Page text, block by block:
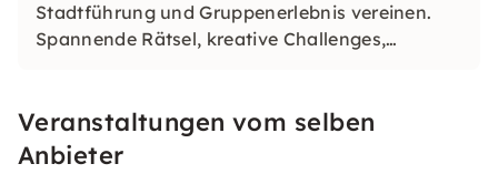
Stadtführung und Gruppenerlebnis vereinen.
Spannende Rätsel, kreative Challenges,
Gruppen. Einfach buchen und loslegen.
Veranstaltungen vom selben
Anbieter